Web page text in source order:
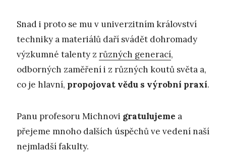
Snad i proto se mu v univerzitním království
techniky a materiálů daří svádět dohromady
výzkumné talenty z různých generací,
odborných zaměření i z různých koutů světa a,
co je hlavní, propojovat vědu s výrobní praxí.
Panu profesoru Michnovi gratulujeme a
přejeme mnoho dalších úspěchů ve vedení naší
nejmladší fakulty.